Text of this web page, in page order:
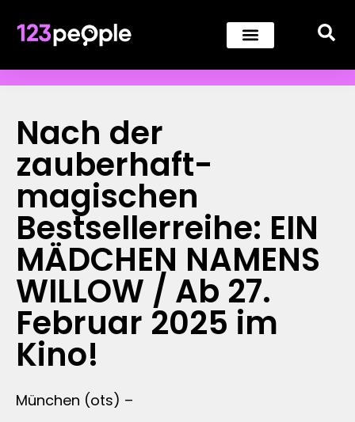
Nach der
zauberhaft-
magischen
Bestsellerreihe: EIN
MÄDCHEN NAMENS
WILLOW / Ab 27.
Februar 2025 im
Kino!
München (ots) –